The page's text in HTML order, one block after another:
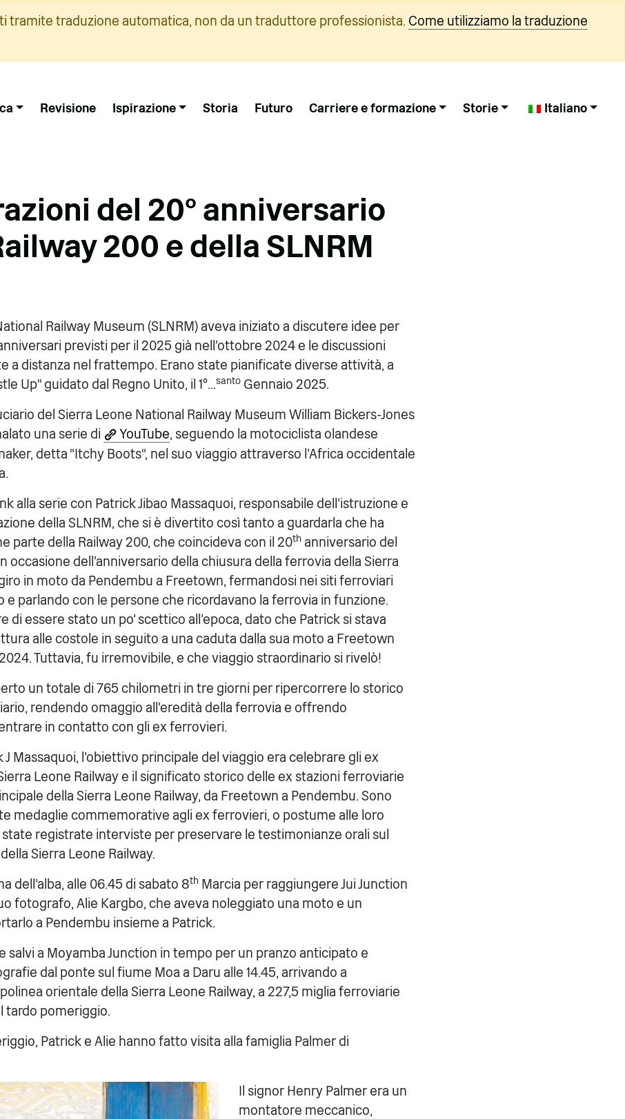
traduzione automatica, non da un traduttore professionista. Come utilizziamo la traduzione
Revisione Ispirazione Storia Futuro Carriere e formazione Storie Italiano
del 20° anniversario
200 e della SLNRM
Railway Museum (SLNRM) aveva iniziato a discutere idee per
previsti per il 2025 già nell'ottobre 2024 e le discussioni
a distanza nel frattempo. Erano state pianificate diverse attività, a
Up" guidato dal Regno Unito, il 1°...santo Gennaio 2025.
del Sierra Leone National Railway Museum William Bickers-Jones
una serie di
YouTube, seguendo la motociclista olandese
detta "Itchy Boots", nel suo viaggio attraverso l'Africa occidentale
alla serie con Patrick Jibao Massaquoi, responsabile dell'istruzione e
della SLNRM, che si è divertito così tanto a guardarla che ha
parte della Railway 200, che coincideva con il 20th anniversario del
occasione dell'anniversario della chiusura della ferrovia della Sierra
in moto da Pendembu a Freetown, fermandosi nei siti ferroviari
e parlando con le persone che ricordavano la ferrovia in funzione.
di essere stato un po' scettico all'epoca, dato che Patrick si stava
alle costole in seguito a una caduta dalla sua moto a Freetown
Tuttavia, fu irremovibile, e che viaggio straordinario si rivelò!
un totale di 765 chilometri in tre giorni per ripercorrere lo storico
rendendo omaggio all'eredità della ferrovia e offrendo
in contatto con gli ex ferrovieri.
J Massaquoi, l'obiettivo principale del viaggio era celebrare gli ex
Leone Railway e il significato storico delle ex stazioni ferroviarie
della Sierra Leone Railway, da Freetown a Pendembu. Sono
medaglie commemorative agli ex ferrovieri, o postume alle loro
registrate interviste per preservare le testimonianze orali sul
Sierra Leone Railway.
dell'alba, alle 06.45 di sabato 8th Marcia per raggiungere Jui Junction
fotografo, Alie Kargbo, che aveva noleggiato una moto e un
a Pendembu insieme a Patrick.
salvi a Moyamba Junction in tempo per un pranzo anticipato e
dal ponte sul fiume Moa a Daru alle 14.45, arrivando a
orientale della Sierra Leone Railway, a 227,5 miglia ferroviarie
tardo pomeriggio.
Patrick e Alie hanno fatto visita alla famiglia Palmer di
Il signor Henry Palmer era un
montatore meccanico,